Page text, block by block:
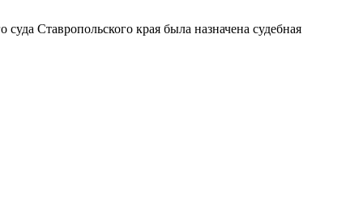
Ставропольского края была назначена судебная